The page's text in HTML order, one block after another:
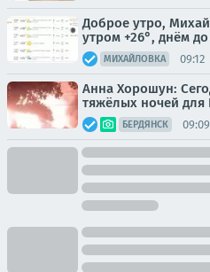
Доброе утро,
утром +26°, днём
МИХАЙЛОВКА 09:12
Анна Хорошун:
тяжёлых ночей для
БЕРДЯНСК 09:09